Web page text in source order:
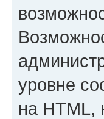
уровне
на HTML,